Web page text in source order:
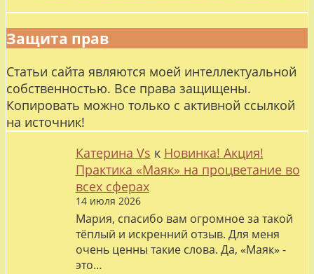
Защита прав
Статьи сайта являются моей интеллектуальной
собственностью. Все права защищены.
Копировать можно только с активной ссылкой
на источник!
Катерина Vs к Новинка! Акция!
Практика «Маяк» на процветание во
всех сферах
14 июля 2026
Мария, спасибо вам огромное за такой
тёплый и искренний отзыв. Для меня
очень ценны такие слова. Да, «Маяк» -
это…